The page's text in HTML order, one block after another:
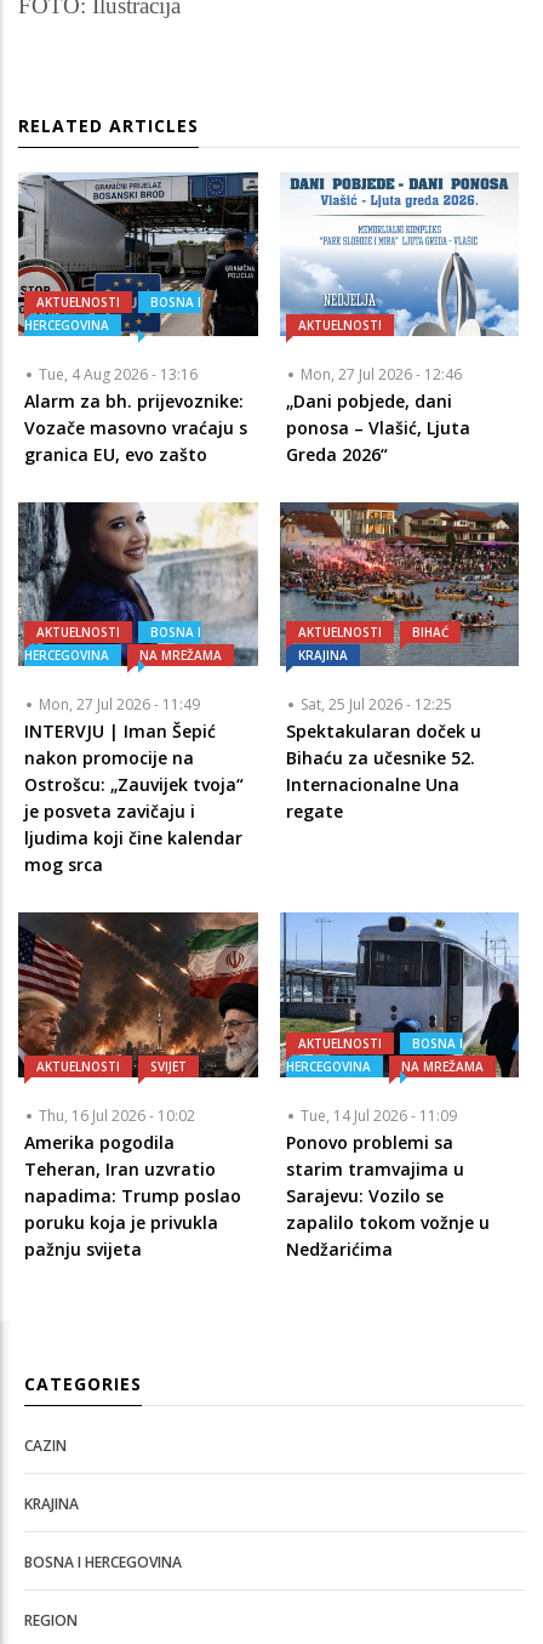
RELATED ARTICLES
AKTUELNOSTI
BOSNA I
HERCEGOVINA
Tue, 4 Aug 2026 - 13:16
Alarm za bh. prijevoznike:
Vozače masovno vraćaju s
granica EU, evo zašto
AKTUELNOSTI
Mon, 27 Jul 2026 - 12:46
„Dani pobjede, dani
ponosa – Vlašić, Ljuta
Greda 2026“
AKTUELNOSTI
BOSNA I
HERCEGOVINA
NA MREŽAMA
Mon, 27 Jul 2026 - 11:49
INTERVJU | Iman Šepić
nakon promocije na
Ostrošcu: „Zauvijek tvoja“
je posveta zavičaju i
ljudima koji čine kalendar
mog srca
AKTUELNOSTI
BIHAĆ
KRAJINA
Sat, 25 Jul 2026 - 12:25
Spektakularan doček u
Bihaću za učesnike 52.
Internacionalne Una
regate
AKTUELNOSTI SVIJET
Thu, 16 Jul 2026 - 10:02
Amerika pogodila
Teheran, Iran uzvratio
napadima: Trump poslao
poruku koja je privukla
pažnju svijeta
AKTUELNOSTI
BOSNA I
HERCEGOVINA
NA MREŽAMA
Tue, 14 Jul 2026 - 11:09
Ponovo problemi sa
starim tramvajima u
Sarajevu: Vozilo se
zapalilo tokom vožnje u
Nedžarićima
CATEGORIES
CAZIN
KRAJINA
BOSNA I HERCEGOVINA
REGION